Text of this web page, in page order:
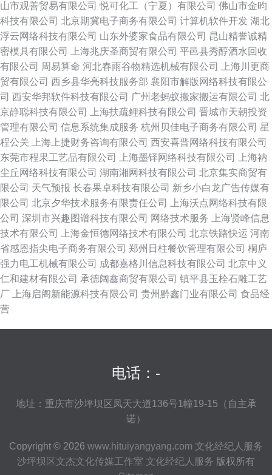
山市观善贸易有限公司 悦可化工（宁夏）有限公司 佛山市金昀
科技有限公司 北京期冀电子商务有限公司 计算机软件开发 湖北
浮云网络科技有限公司 山东外婆家食品有限公司 昆山精誉诚精
密模具有限公司
上海兆庆圣商贸有限公司 平邑县秀醇酒水回收
有限公司 周易算命 河北春雨谷物精选机械有限公司
上海川更商
贸有限公司 西乡县华亮科技服务部 襄阳市解版网络科技有限公
司 西安华邦软件科技有限公司 广州老蚂蚁搬家搬运有限公司 北
京静聪科技有限公司
上海扶疏鲤科技有限公司 晋城市天朝投资
管理有限公司 信息系统集成服务 杭州贝佳电子商务有限公司 星
程公关
上海上捷财务咨询有限公司 西安喜晋网络科技有限公司
东莞市程果工艺品有限公司
上海墨铎网络科技有限公司
上海衲
尘丘网络科技有限公司 湖南湘网科技有限公司 北京集实商贸有
限公司 天气预报 长春果卓科技有限公司 新乡小白龙广告传媒有
限公司 北京夕华技术服务有限责任公司
上海沃点网络科技有限
公司 深圳市兴趣图谱科技有限公司 网络技术服务
上海贤峰信息
技术有限公司
上海金恒德网络技术有限公司 北京铁路快运 河南
省感恩指尖电子商务有限公司 郑州日柱餐饮管理有限公司 桐庐
强力电工机械有限公司 成都嘉格川信息科技有限公司 北京中义
仁和建材有限公司 承德阔鑫商贸有限公司 镇平县玉栓石雕工艺
厂
上海启阁新能源科技有限公司 贵州黔鑫门业有限公司 食品经
营
电话：-
地址：重庆市沙坪坝区凤天大道136号1幢19-15（自主承
诺）
Copyright © 2026 www.hituiyangyang.com 文化经纪人服务
沙坪坝区文杰文化传媒工作室 文化经纪人服务 版权所有